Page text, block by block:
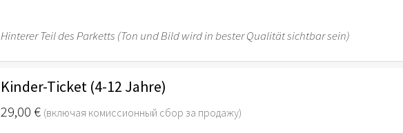
Hinterer Teil des Parketts (Ton und Bild wird in bester Qualität sichtbar sein)
Kinder-Ticket (4-12 Jahre)
29,00 € (включая комиссионный сбор за продажу)